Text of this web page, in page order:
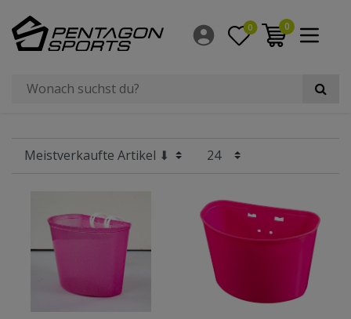
0 0
Filter
×